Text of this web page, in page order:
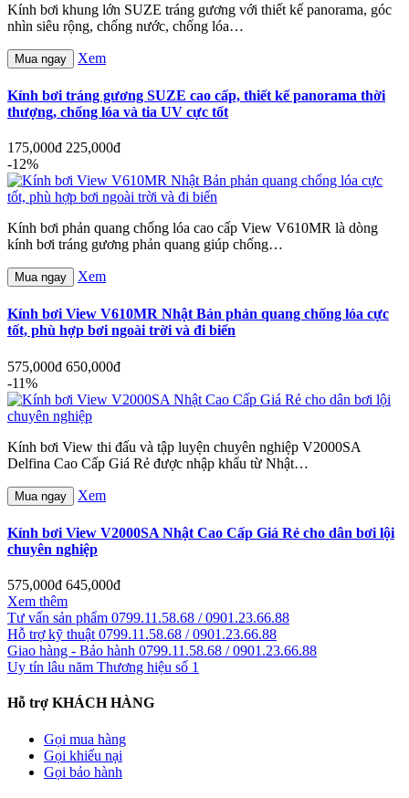
Kính bơi khung lớn SUZE tráng gương với thiết kế panorama, góc
nhìn siêu rộng, chống nước, chống lóa…
Mua ngay Xem
Kính bơi tráng gương SUZE cao cấp, thiết kế panorama thời
thượng, chống lóa và tia UV cực tốt
175,000đ 225,000đ
-12%
Kính bơi phản quang chống lóa cao cấp View V610MR là dòng
kính bơi tráng gương phản quang giúp chống…
Mua ngay Xem
Kính bơi View V610MR Nhật Bản phản quang chống lóa cực
tốt, phù hợp bơi ngoài trời và đi biển
575,000đ 650,000đ
-11%
Kính bơi View thi đấu và tập luyện chuyên nghiệp V2000SA
Delfina Cao Cấp Giá Rẻ được nhập khẩu từ Nhật…
Mua ngay Xem
Kính bơi View V2000SA Nhật Cao Cấp Giá Rẻ cho dân bơi lội
chuyên nghiệp
575,000đ 645,000đ
Xem thêm
Tư vấn sản phẩm 0799.11.58.68 / 0901.23.66.88
Hỗ trợ kỹ thuật 0799.11.58.68 / 0901.23.66.88
Giao hàng - Bảo hành 0799.11.58.68 / 0901.23.66.88
Uy tín lâu năm Thương hiệu số 1
Hỗ trợ KHÁCH HÀNG
Gọi mua hàng
Gọi khiếu nại
Gọi bảo hành